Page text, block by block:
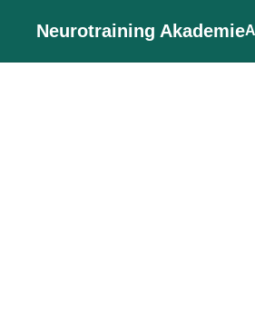
Neurotraining Akademie